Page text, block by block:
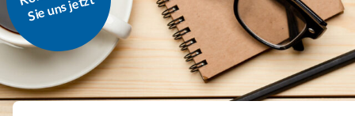
K
zt